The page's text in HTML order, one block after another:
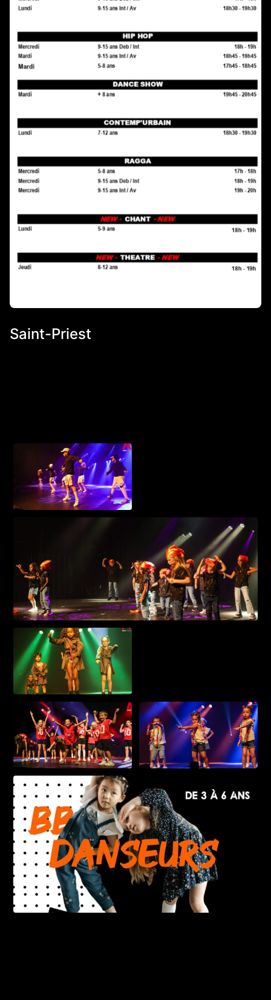
Saint-Priest